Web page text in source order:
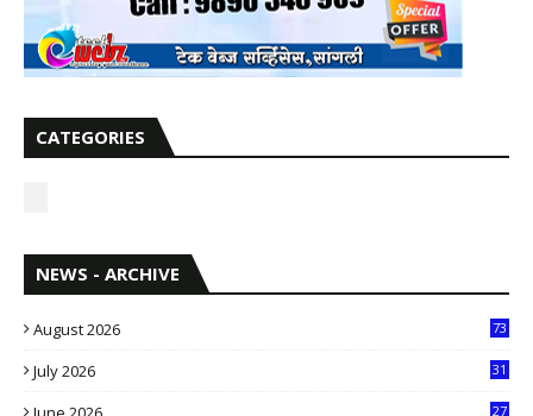
CATEGORIES
NEWS - ARCHIVE
August 2026 73
July 2026
31
27